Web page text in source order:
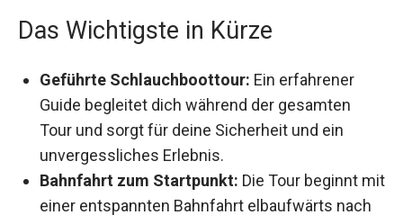
Das Wichtigste in Kürze
Geführte Schlauchboottour: Ein erfahrener
Guide begleitet dich während der gesamten
Tour und sorgt für deine Sicherheit und ein
unvergessliches Erlebnis.
Bahnfahrt zum Startpunkt: Die Tour beginnt mit
einer entspannten Bahnfahrt elbaufwärts nach